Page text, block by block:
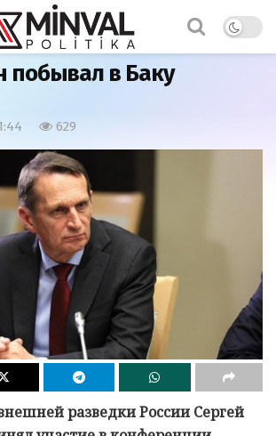
в Баку
629
разведки России Сергей